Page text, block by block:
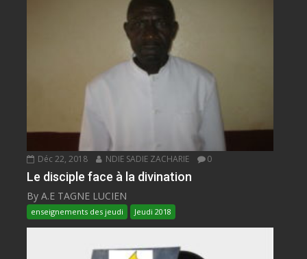
Déc 22, 2018 NDIE SADIE ZACHARIE 0
Le disciple face à la divination
By A.E TAGNE LUCIEN
enseignements des jeudi Jeudi 2018